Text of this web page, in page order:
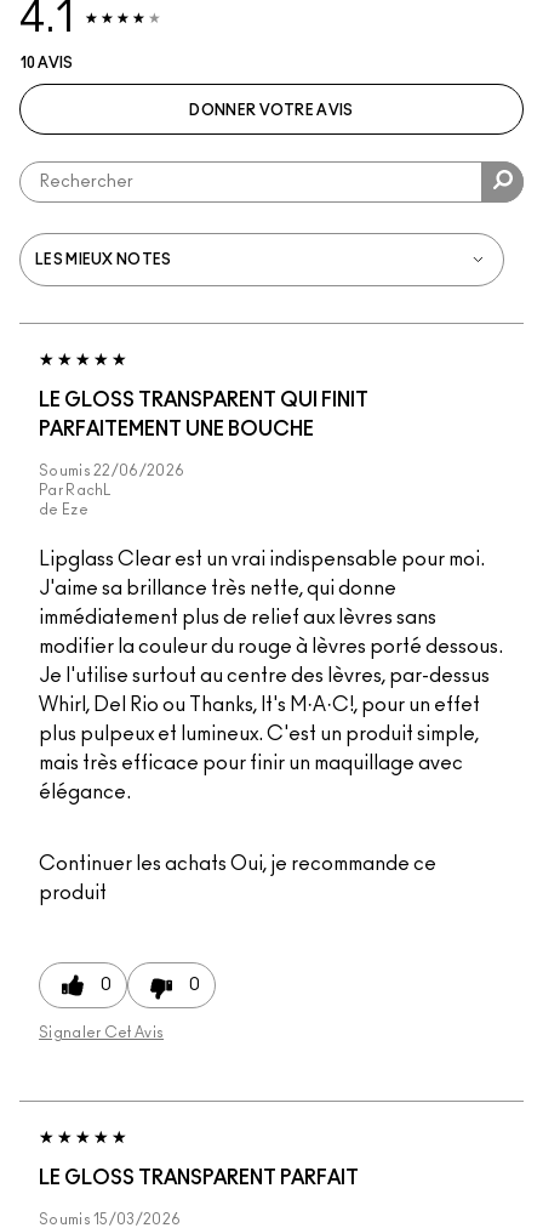
4.1
10 AVIS
DONNER VOTRE AVIS
LE GLOSS TRANSPARENT QUI FINIT
PARFAITEMENT UNE BOUCHE
Soumis 22/06/2026
Par RachL
de Eze
Lipglass Clear est un vrai indispensable pour moi.
J'aime sa brillance très nette, qui donne
immédiatement plus de relief aux lèvres sans
modifier la couleur du rouge à lèvres porté dessous.
Je l'utilise surtout au centre des lèvres, par-dessus
Whirl, Del Rio ou Thanks, It's M·A·C!, pour un effet
plus pulpeux et lumineux. C'est un produit simple,
mais très efficace pour finir un maquillage avec
élégance.
Continuer les achats Oui, je recommande ce
produit
0 0
Signaler Cet Avis
LE GLOSS TRANSPARENT PARFAIT
Soumis15/03/2026